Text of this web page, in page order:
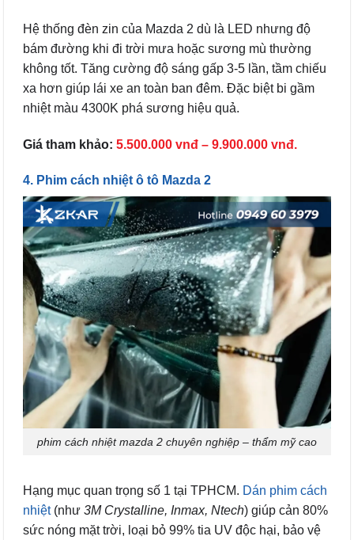
Hệ thống đèn zin của Mazda 2 dù là LED nhưng độ
bám đường khi đi trời mưa hoặc sương mù thường
không tốt. Tăng cường độ sáng gấp 3-5 lần, tầm chiếu
xa hơn giúp lái xe an toàn ban đêm. Đặc biệt bi gầm
nhiệt màu 4300K phá sương hiệu quả.
Giá tham khảo: 5.500.000 vnđ – 9.900.000 vnđ.
4. Phim cách nhiệt ô tô Mazda 2
phim cách nhiệt mazda 2 chuyên nghiệp – thẩm mỹ cao
Hạng mục quan trọng số 1 tại TPHCM. Dán phim cách
nhiệt(như 3M Crystalline, Inmax, Ntech) giúp cản 80%
sức nóng mặt trời, loại bỏ 99% tia UV độc hại, bảo vệ